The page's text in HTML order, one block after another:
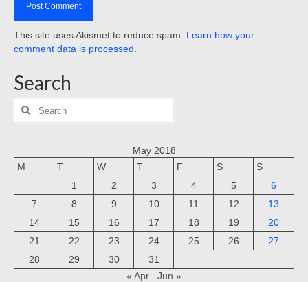
This site uses Akismet to reduce spam. Learn how your
comment data is processed
Search
Search
for:
May 2018
M
T W T F S
S
1
2 3 4 5
6
7
8 9 10 11 12
13
14
15 16 17 18 19
20
21
22 23 24 25 26
27
28
29 30
31
« Apr
Jun »